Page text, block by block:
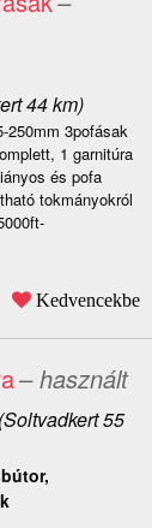
44 km)
250mm 3pofásak
1 garnitúra
és pofa
tokmányokról
Kedvencekbe
– használt
55